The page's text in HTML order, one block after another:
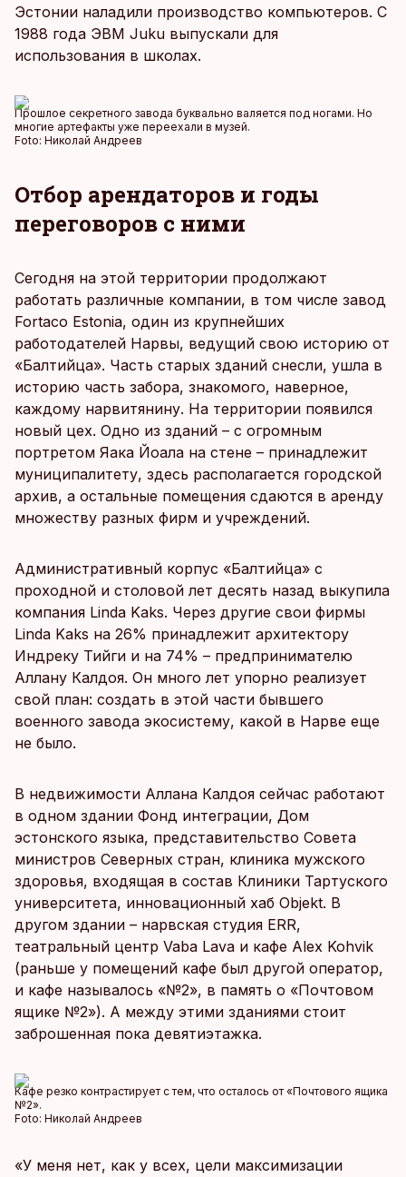
Эстонии наладили производство компьютеров. С
1988 года ЭВМ Juku выпускали для
использования в школах.
Прошлое секретного завода буквально валяется под ногами. Но
многие артефакты уже переехали в музей.
Foto: Николай Андреев
Отбор арендаторов и годы
переговоров с ними
Сегодня на этой территории продолжают
работать различные компании, в том числе завод
Fortaco Estonia, один из крупнейших
работодателей Нарвы, ведущий свою историю от
«Балтийца». Часть старых зданий снесли, ушла в
историю часть забора, знакомого, наверное,
каждому нарвитянину. На территории появился
новый цех. Одно из зданий – с огромным
портретом Яака Йоала на стене – принадлежит
муниципалитету, здесь располагается городской
архив, а остальные помещения сдаются в аренду
множеству разных фирм и учреждений.
Административный корпус «Балтийца» с
проходной и столовой лет десять назад выкупила
компания Linda Kaks. Через другие свои фирмы
Linda Kaks на 26% принадлежит архитектору
Индреку Тийги и на 74% – предпринимателю
Аллану Калдоя. Он много лет упорно реализует
свой план: создать в этой части бывшего
военного завода экосистему, какой в Нарве еще
не было.
В недвижимости Аллана Калдоя сейчас работают
в одном здании Фонд интеграции, Дом
эстонского языка, представительство Совета
министров Северных стран, клиника мужского
здоровья, входящая в состав Клиники Тартуского
университета, инновационный хаб Objekt. В
другом здании – нарвская студия ERR,
театральный центр Vaba Lava и кафе Alex Kohvik
(раньше у помещений кафе был другой оператор,
и кафе называлось «№2», в память о «Почтовом
ящике №2»). А между этими зданиями стоит
заброшенная пока девятиэтажка.
Кафе резко контрастирует с тем, что осталось от «Почтового ящика
№2».
Foto: Николай Андреев
«У меня нет, как у всех, цели максимизации